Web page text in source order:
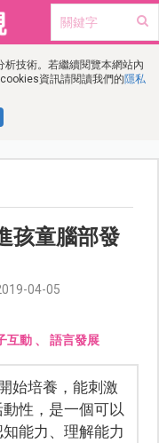
技術。若繼續閱覽本網站內
資訊請閱讀我們的隱私
孩童腦部發
04-05
互動、 語言發展
始培養，能刺激
性，是一個可以
能力、理解能力